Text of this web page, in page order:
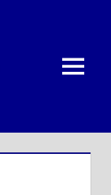
Menü